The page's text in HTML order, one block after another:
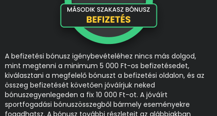
A befizetési bónusz igénybevételéhez nincs más dolgod,
mint megtenni a minimum 5 000 Ft-os befizetésedet,
kiválasztani a megfelelő bónuszt a befizetési oldalon, és az
összeg befizetését követően jóváírjuk neked
bónuszegyenlegeden a fix 10 000 Ft-ot. A jóváírt
sportfogadási bónuszösszegből bármely eseményekre